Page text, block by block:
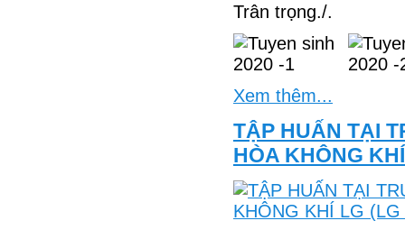
Trân trọng./.
Xem thêm...
TẬP HUẤN TẠI
HÒA KHÔNG